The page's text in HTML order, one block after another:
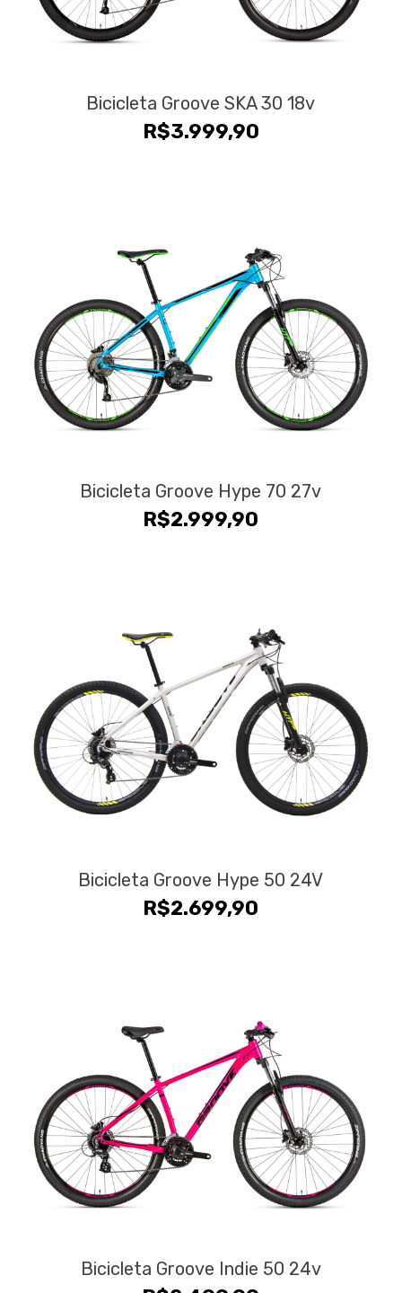
Bicicleta Groove SKA 30 18v
R$3.999,90
Bicicleta Groove Hype 70 27v
R$2.999,90
Bicicleta Groove Hype 50 24V
R$2.699,90
Bicicleta Groove Indie 50 24v